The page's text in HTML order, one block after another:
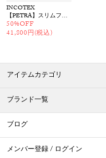
INCOTEX
【PETRA】スリムフィットパンツ
50%OFF
41,800円(税込)
アイテムカテゴリ
ブランド一覧
ブログ
メンバー登録 / ログイン